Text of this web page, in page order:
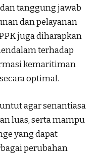
tanggung jawab
dan pelayanan
juga diharapkan
terhadap
kemaritiman
optimal.
agar senantiasa
luas, serta mampu
yang dapat
perubahan